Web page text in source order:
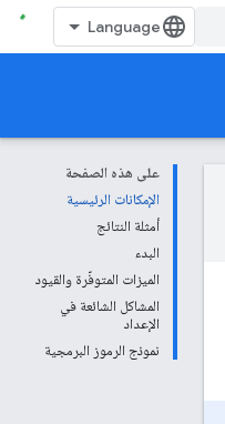
على هذه الصفحة
الإمكانات الرئيسية
أمثلة النتائج
البدء
الميزات المتوفّرة والقيود
المشاكل الشائعة في
الإعداد
نموذج الرموز البرمجية